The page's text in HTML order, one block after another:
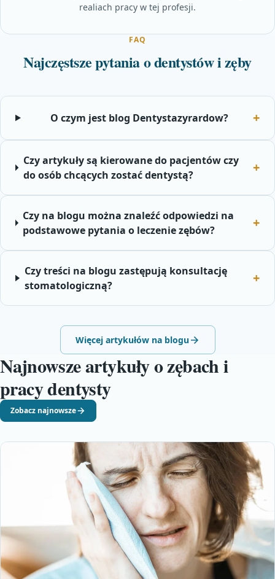
realiach pracy w tej profesji.
FAQ
Najczęstsze pytania o dentystów i zęby
O czym jest blog Dentystazyrardow?
Czy artykuły są kierowane do pacjentów czy
do osób chcących zostać dentystą?
Czy na blogu można znaleźć odpowiedzi na
podstawowe pytania o leczenie zębów?
Czy treści na blogu zastępują konsultację
stomatologiczną?
Więcej artykułów na blogu
Najnowsze artykuły o zębach i
pracy dentysty
Zobacz najnowsze